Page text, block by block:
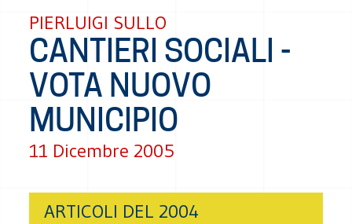
PIERLUIGI SULLO
CANTIERI SOCIALI -
VOTA NUOVO
MUNICIPIO
11 Dicembre 2005
ARTICOLI DEL 2004